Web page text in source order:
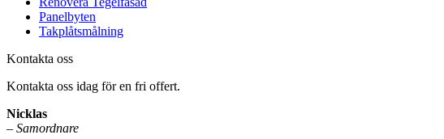
Panelbyten
Takplåtsmålning
Kontakta oss
Kontakta oss idag för en fri offert.
Nicklas
– Samordnare